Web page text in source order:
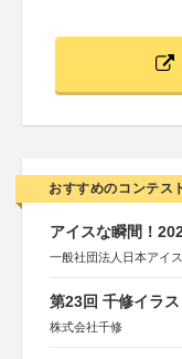
おすすめのコンテス
アイスな瞬間！
一般社団法人日本アイ
第23回 千修イラ
株式会社千修